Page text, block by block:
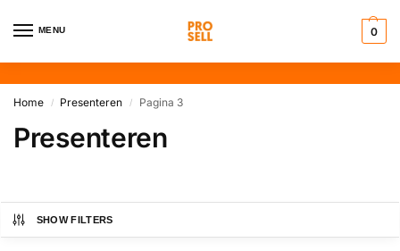
MENU 0
Home / Presenteren / Pagina 3
Presenteren
SHOW FILTERS